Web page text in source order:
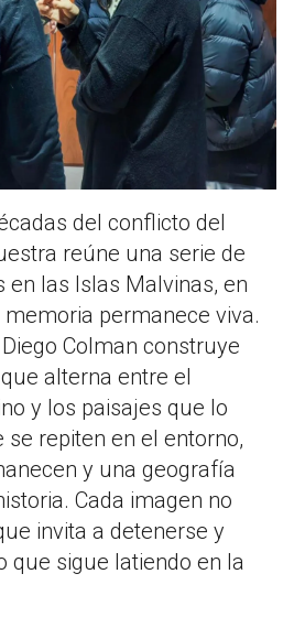
del conflicto del
reúne una serie de
en las Islas Malvinas, en
permanece viva.
Colman construye
alterna entre el
y los paisajes que lo
se repiten en el entorno,
y una geografía
Cada imagen no
invita a detenerse y
que sigue latiendo en la